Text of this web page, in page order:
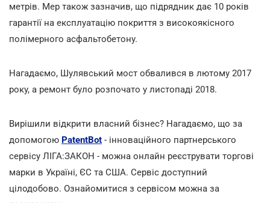
метрів. Мер також зазначив, що підрядник дає 10 років
гарантії на експлуатацію покриття з високоякісного
полімерного асфальтобетону.
Нагадаємо, Шулявський мост обвалився в лютому 2017
року, а ремонт було розпочато у листопаді 2018.
Вирішили відкрити власний бізнес? Нагадаємо, що за
допомогою PatentBot - інноваційного партнерського
сервісу ЛІГА:ЗАКОН - можна онлайн реєструвати торгові
марки в Україні, ЄС та США. Сервіс доступний
цілодобово. Ознайомитися з сервісом можна за